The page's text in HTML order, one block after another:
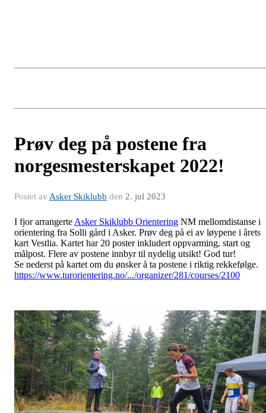
Prøv deg på postene fra
norgesmesterskapet 2022!
Postet av Asker Skiklubb den 2. jul 2023
I fjor arrangerte Asker Skiklubb Orientering NM mellomdistanse i
orientering fra Solli gård i Asker. Prøv deg på ei av løypene i årets
kart Vestlia. Kartet har 20 poster inkludert oppvarming, start og
målpost. Flere av postene innbyr til nydelig utsikt! God tur!
Se nederst på kartet om du ønsker å ta postene i riktig rekkefølge.
https://www.turorientering.no/.../organizer/281/courses/2100